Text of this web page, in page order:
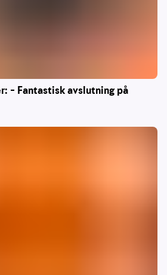
– Fantastisk avslutning på